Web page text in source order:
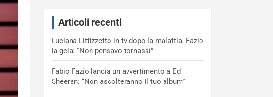
Articoli recenti
Luciana Littizzetto in tv dopo la malattia. Fazio
la gela: “Non pensavo tornassi”
Fabio Fazio lancia un avvertimento a Ed
Sheeran: “Non ascolteranno il tuo album”